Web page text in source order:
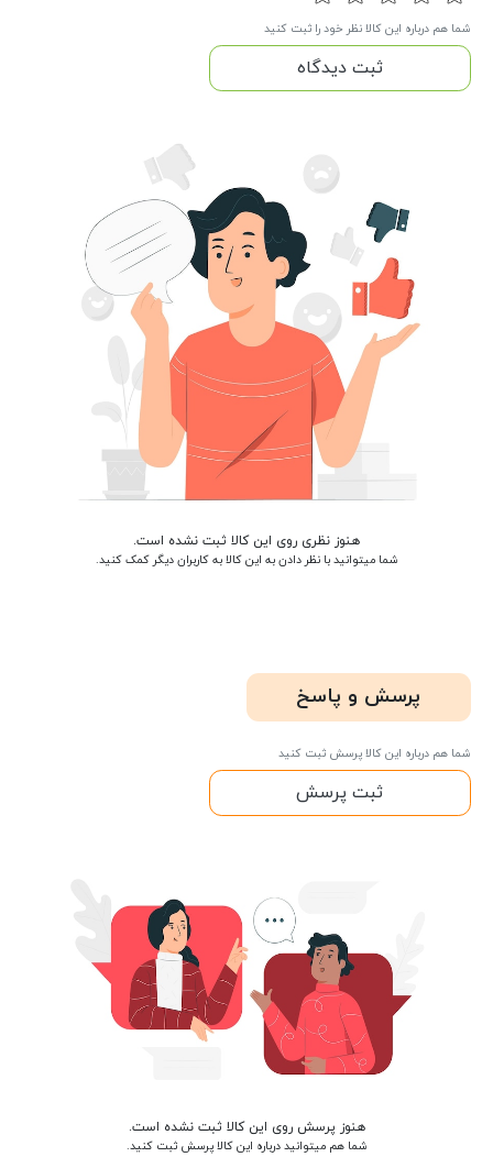
شما هم درباره این کالا نظر خود را ثبت کنید
ثبت دیدگاه
هنوز نظری روی این کالا ثبت نشده است.
شما میتوانید با نظر دادن به این کالا به کاربران دیگر کمک کنید.
پرسش و پاسخ
شما هم درباره این کالا پرسش ثبت کنید
ثبت پرسش
هنوز پرسش روی این کالا ثبت نشده است.
شما هم میتوانید درباره این کالا پرسش ثبت کنید.